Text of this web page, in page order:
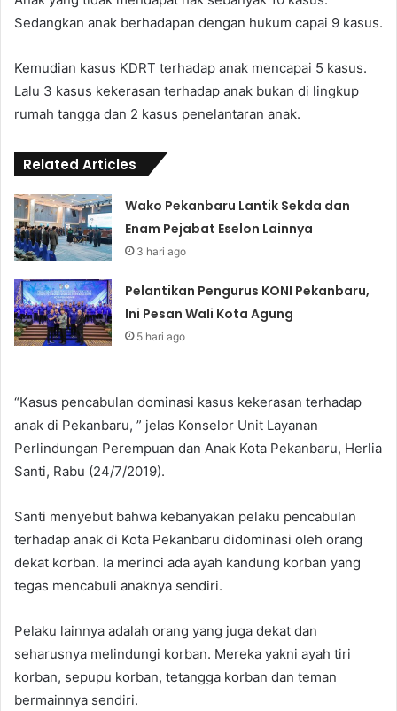
Sedangkan anak berhadapan dengan hukum capai 9 kasus.
Kemudian kasus KDRT terhadap anak mencapai 5 kasus.
Lalu 3 kasus kekerasan terhadap anak bukan di lingkup
rumah tangga dan 2 kasus penelantaran anak.
Related Articles
Wako Pekanbaru Lantik Sekda dan
Enam Pejabat Eselon Lainnya
3 hari ago
Pelantikan Pengurus KONI Pekanbaru,
Ini Pesan Wali Kota Agung
5 hari ago
“Kasus pencabulan dominasi kasus kekerasan terhadap
anak di Pekanbaru, ” jelas Konselor Unit Layanan
Perlindungan Perempuan dan Anak Kota Pekanbaru, Herlia
Santi, Rabu (24/7/2019).
Santi menyebut bahwa kebanyakan pelaku pencabulan
terhadap anak di Kota Pekanbaru didominasi oleh orang
dekat korban. Ia merinci ada ayah kandung korban yang
tegas mencabuli anaknya sendiri.
Pelaku lainnya adalah orang yang juga dekat dan
seharusnya melindungi korban. Mereka yakni ayah tiri
korban, sepupu korban, tetangga korban dan teman
bermainnya sendiri.